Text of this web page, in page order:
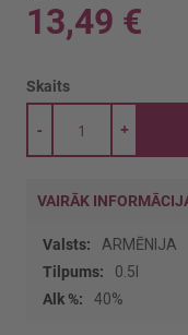
13,49 €
Skaits
+
-
VAIRĀK
Vairāk
informācijas
ARMĒNIJA
0.5l
40%